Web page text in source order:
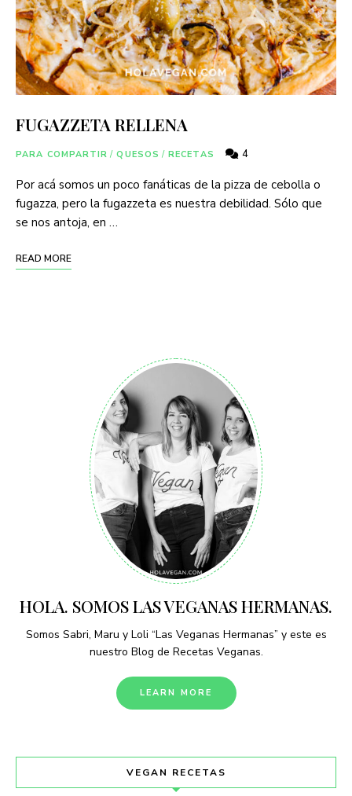
FUGAZZETA RELLENA
PARA COMPARTIR / QUESOS / RECETAS 4
Por acá somos un poco fanáticas de la pizza de cebolla o
fugazza, pero la fugazzeta es nuestra debilidad. Sólo que
se nos antoja, en …
READ MORE
HOLA. SOMOS LAS VEGANAS HERMANAS.
Somos Sabri, Maru y Loli “Las Veganas Hermanas” y este es
nuestro Blog de Recetas Veganas.
LEARN MORE
VEGAN RECETAS